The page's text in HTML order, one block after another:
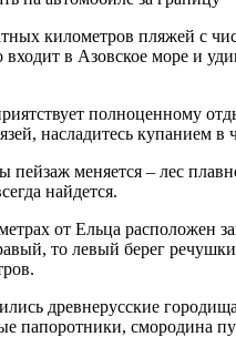
километров пляжей с
входит в Азовское море и
полноценному
насладитесь купанием
пейзаж меняется – лес
найдется.
от Ельца расположен
то левый берег
древнерусские
папоротники, смородина